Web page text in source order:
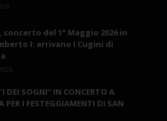
concerto del 1° Maggio 2026 in
I: arrivano I Cugini di
DEI SOGNI” IN CONCERTO A
PER I FESTEGGIAMENTI DI SAN